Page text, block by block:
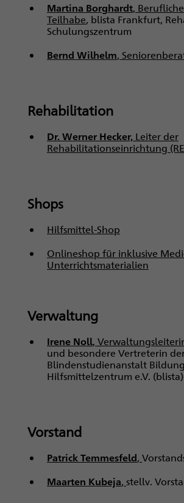
Martina Borghardt,
Teilhabe, blista Frankfurt,
Schulungszentrum
Bernd Wilhelm,
Rehabilitation
Dr. Werner Hecker, Leiter der
Rehabilitationseinrichtung
Shops
Hilfsmittel-Shop
Onlineshop für inklusive
Unterrichtsmaterialien
Verwaltung
Irene Noll,
und besondere Vertreterin
Blindenstudienanstalt
Hilfsmittelzentrum e.V. (blista)
Vorstand
Patrick Temmesfeld,
Maarten Kubeja, stellv.